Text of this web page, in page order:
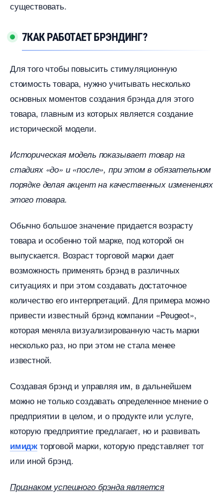
существовать.
7КАК РАБОТАЕТ БРЭНДИНГ?
Для того чтобы повысить стимуляционную
стоимость товара, нужно учитывать несколько
основных моментов создания брэнда для этого
товара, главным из которых является создание
исторической модели.
Историческая модель показывает товар на
стадиях «до» и «после», при этом в обязательном
порядке делая акцент на качественных изменениях
этого товара.
Обычно большое значение придается возрасту
товара и особенно той марке, под которой он
ыпускается. Возраст торговой марки дает
озможность применять брэнд в различных
ситуациях и при этом создавать достаточное
количество его интерпретаций. Для примера можно
привести известный брэнд компании «Peugeot»,
которая меняла визуализированную часть марки
несколько раз, но при этом не стала менее
известной.
Создавая брэнд и управляя им, в дальнейшем
можно не только создавать определенное мнение о
предприятии в целом, и о продукте или услуге,
которую предприятие предлагает, но и развивать
имидж торговой марки, которую представляет тот
или иной брэнд.
Признаком успешного брэнда является